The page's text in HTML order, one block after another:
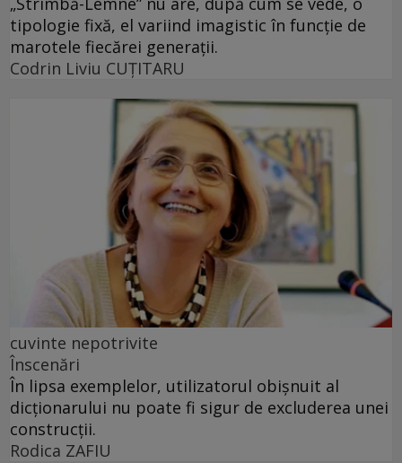
tipologie fixă, el variind imagistic în funcţie de
marotele fiecărei generaţii.
Codrin Liviu CUŢITARU
cuvinte nepotrivite
Înscenări
În lipsa exemplelor, utilizatorul obișnuit al
dicționarului nu poate fi sigur de excluderea unei
construcții.
Rodica ZAFIU